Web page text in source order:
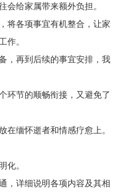
会给家属带来额外负担。
将各项事宜有机整合，让家
作。
，再到后续的事宜安排，我
环节的顺畅衔接，又避免了
在缅怀逝者和情感疗愈上。
化。
，详细说明各项内容及其相